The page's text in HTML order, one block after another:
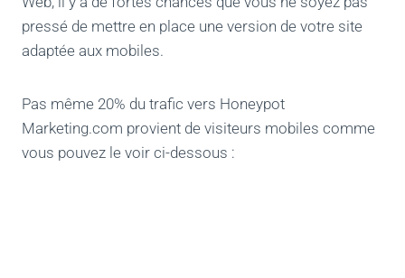
pressé de mettre en place une version de votre site
adaptée aux mobiles.
Pas même 20% du trafic vers Honeypot
Marketing.com provient de visiteurs mobiles comme
vous pouvez le voir ci-dessous :